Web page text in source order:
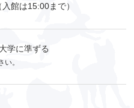
館は15:00まで）
学に準ずる
。